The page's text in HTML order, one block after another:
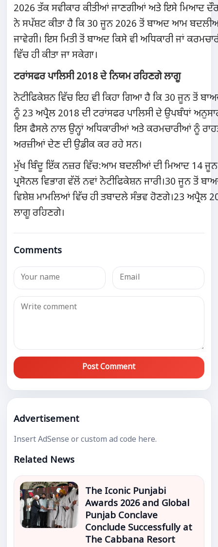
2026 ਤੱਕ ਸਵੀਕਾਰ ਕੀਤੀਆਂ ਜਾਣਗੀਆਂ ਅਤੇ ਇਸੇ ਮਿਆਦ
ਨੇ ਸਪੱਸ਼ਟ ਕੀਤਾ ਹੈ ਕਿ 30 ਜੂਨ 2026 ਤੋਂ ਬਾਅਦ ਆਮ
ਜਾਵੇਗੀ। ਇਸ ਮਿਤੀ ਤੋਂ ਬਾਅਦ ਕਿਸੇ ਵੀ ਅਧਿਕਾਰੀ ਜਾਂ
ਵਿੱਚ ਹੀ ਕੀਤਾ ਜਾ ਸਕੇਗਾ।
ਟਰਾਂਸਫਰ ਪਾਲਿਸੀ 2018 ਦੇ ਨਿਯਮ ਰਹਿਣਗੇ ਲਾਗੂ
ਨੋਟੀਫਿਕੇਸ਼ਨ ਵਿੱਚ ਇਹ ਵੀ ਕਿਹਾ ਗਿਆ ਹੈ ਕਿ 30 ਜੂਨ ਤੋਂ
ਨੂੰ 23 ਅਪ੍ਰੈਲ 2018 ਦੀ ਟਰਾਂਸਫਰ ਪਾਲਿਸੀ ਦੇ ਉਪਬੰਧਾਂ
ਇਸ ਫੈਸਲੇ ਨਾਲ ਉਨ੍ਹਾਂ ਅਧਿਕਾਰੀਆਂ ਅਤੇ ਕਰਮਚਾਰੀਆਂ ਨੂੰ
ਅਰਜ਼ੀਆਂ ਦੇਣ ਦੀ ਉਡੀਕ ਕਰ ਰਹੇ ਸਨ।
ਮੁੱਖ ਬਿੰਦੂ ਇੱਕ ਨਜ਼ਰ ਵਿੱਚ:ਆਮ ਬਦਲੀਆਂ ਦੀ ਮਿਆਦ 14 ਜੂਨ
ਪ੍ਰਸੋਨਲ ਵਿਭਾਗ ਵੱਲੋਂ ਨਵਾਂ ਨੋਟੀਫਿਕੇਸ਼ਨ ਜਾਰੀ।30 ਜੂਨ ਤੋਂ
ਵਿਸ਼ੇਸ਼ ਮਾਮਲਿਆਂ ਵਿੱਚ ਹੀ ਤਬਾਦਲੇ ਸੰਭਵ ਹੋਣਗੇ।23 ਅਪ੍ਰੈਲ
ਲਾਗੂ ਰਹਿਣਗੇ।
Comments
Post Comment
Advertisement
Insert AdSense or custom ad code here.
Related News
The Iconic Punjabi
Awards 2026 and Global
Punjab Conclave
Conclude Successfully at
The Cabbana Resort